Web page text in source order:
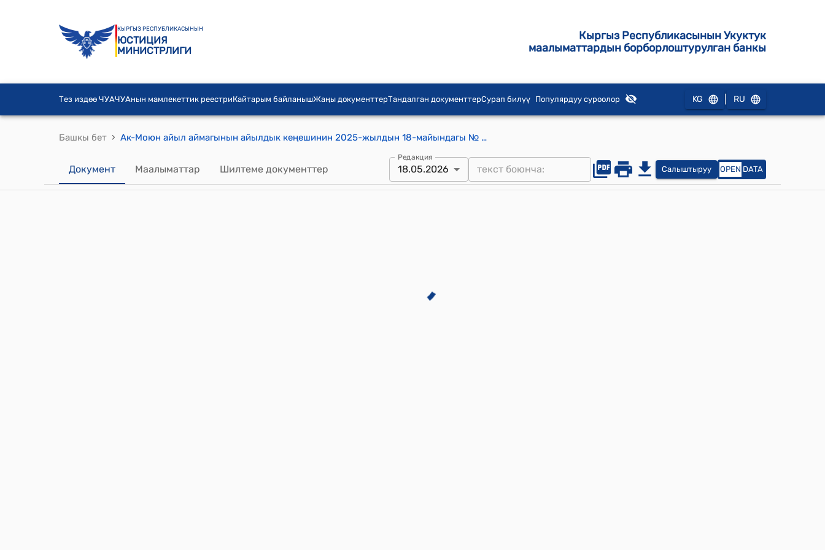
КЫРГЫЗ РЕСПУБЛИКАСЫНЫН
ЮСТИЦИЯ
МИНИСТРЛИГИ
Кыргыз Республикасынын Укуктук
маалыматтардын борборлоштурулган банкы
Тез издөө ЧУАЧУАнын мамлекеттик реестриКайтарым байланышЖаңы документтерТандалган документтерСурап билүү Популярдуу суроолор KG RU
Башкы бет › Ак-Моюн айыл аймагынын айылдык кеңешинин 2025-жылдын 18-майындагы № 5 "Ак-Муз айылындагы Ак-Муз өнүгүү Муниципалдык Ишканасынын үрөн сактоочу кампанын кызмат көргөзүү тарифтерин жана иштөө тартибин бекитүү жөнүндө" токтому
Документ Маалыматтар Шилтеме документтер
Редакция
18.05.2026 Салыштыруу OPEN DATA